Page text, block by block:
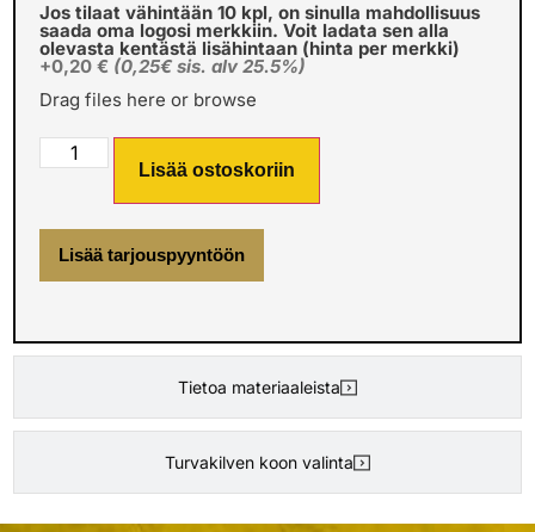
Tietoa materiaaleista
Turvakilven koon valinta
Jos tilaat vähintään 10 kpl, on sinulla mahdollisuus
saada oma logosi merkkiin. Voit ladata sen alla
olevasta kentästä lisähintaan (hinta per merkki)
+0,20 € (0,25€ sis. alv 25.5%)
Drag files here or browse
Lisää ostoskoriin
Lisää tarjouspyyntöön